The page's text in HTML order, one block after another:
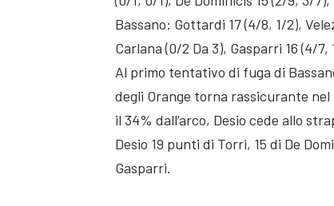
Bassano: Gottardi 17 (4/8, 1/2),
Carlana (0/2 Da 3), Gasparri 16 (4/
Al primo tentativo di fuga di
degli Orange torna rassicurante
il 34% dall’arco, Desio cede allo
Desio 19 punti di Torri, 15 di De
Gasparri.